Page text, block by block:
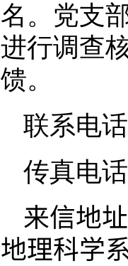
名。党支
进行调查
馈。
联系电
传真电
来信地
地理科学